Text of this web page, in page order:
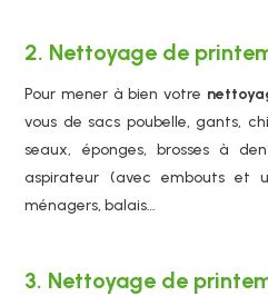
2. Nettoyage de
Pour mener à bien votre
vous de sacs poubelle, gants,
seaux, éponges, brosses à
aspirateur (avec embouts et
ménagers, balais…
3. Nettoyage de